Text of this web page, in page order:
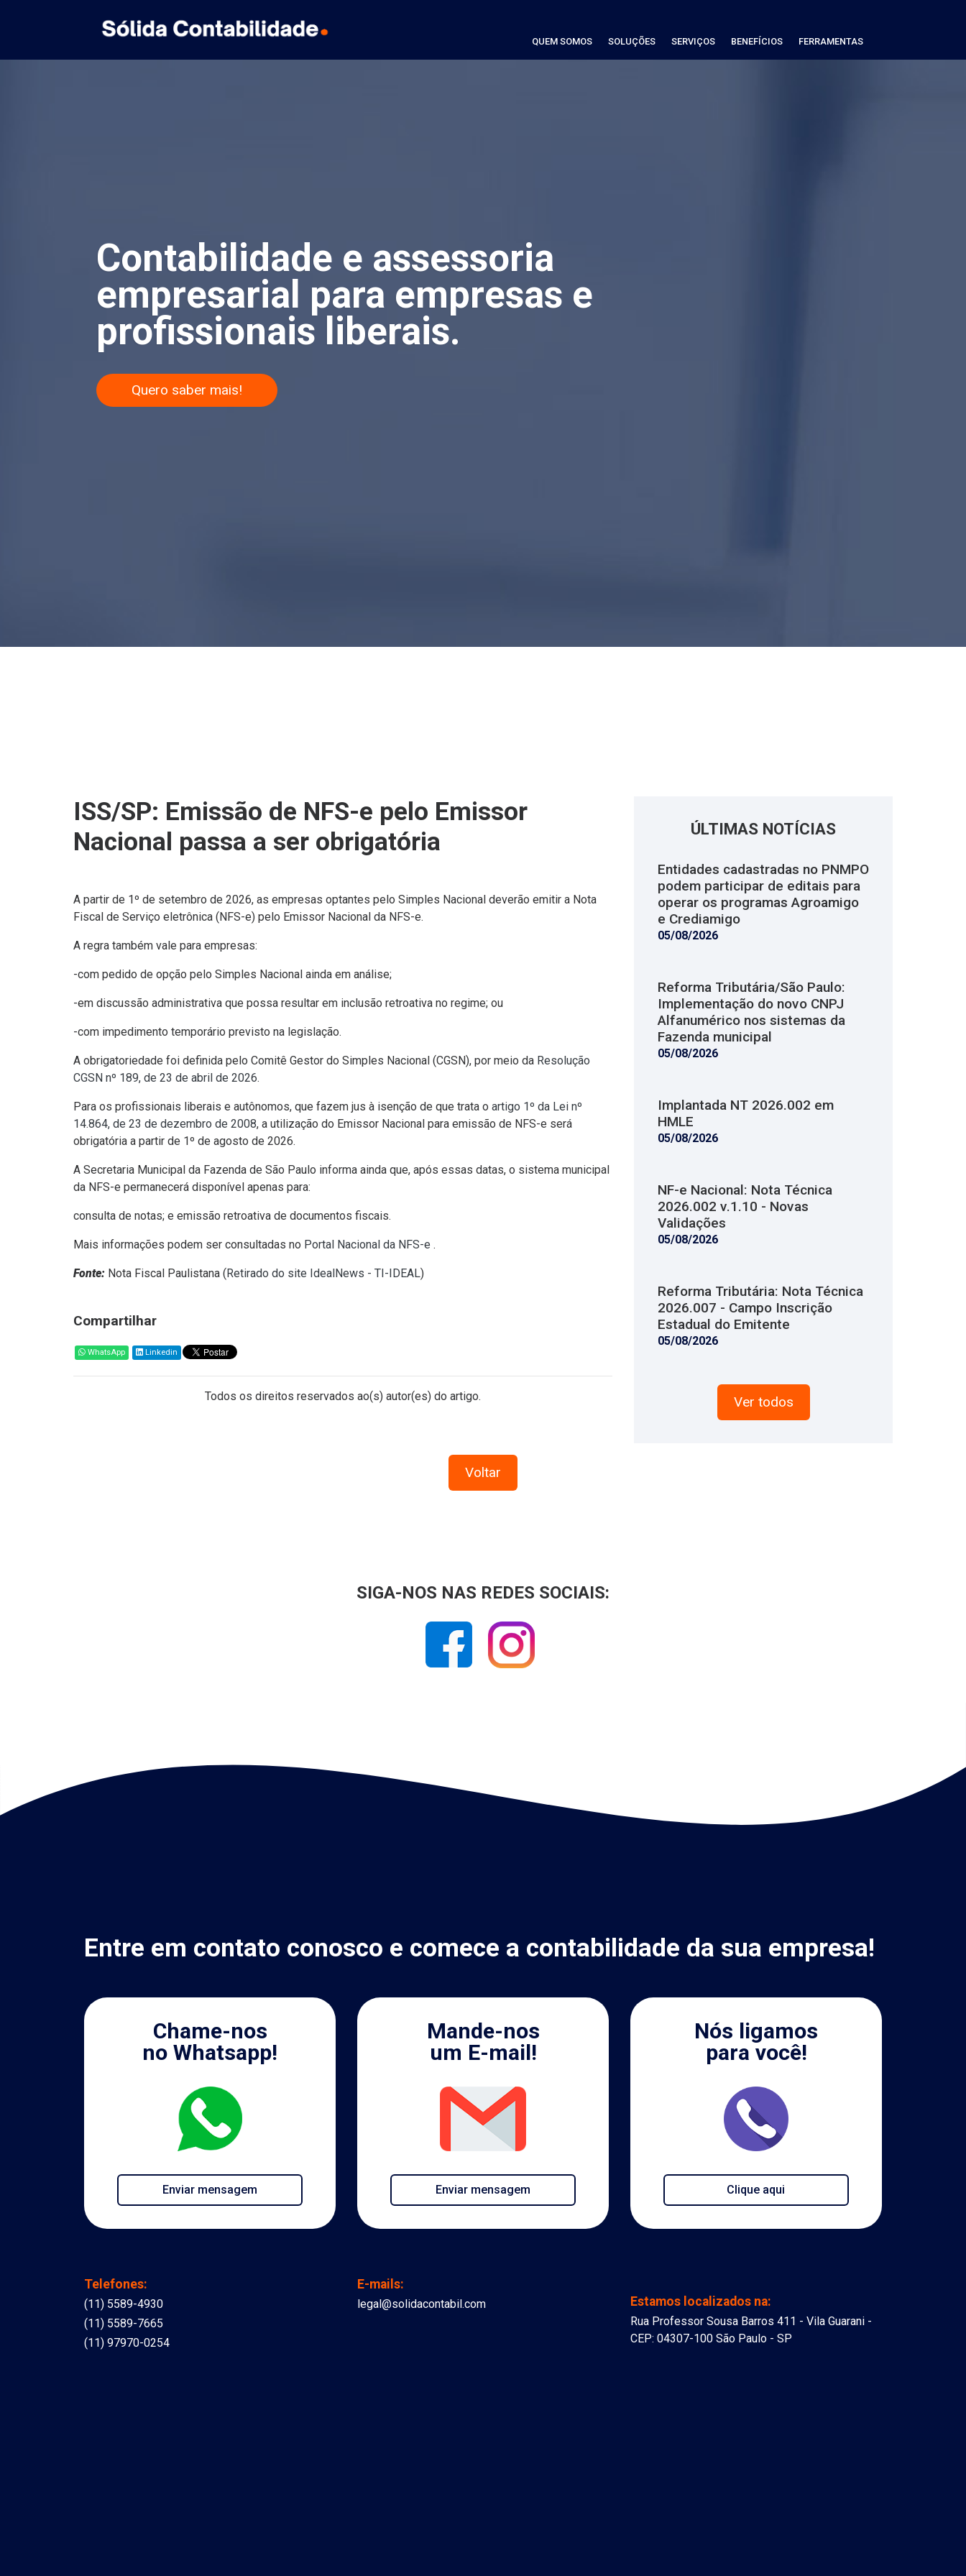
QUEM SOMOS SOLUÇÕES SERVIÇOS BENEFÍCIOS FERRAMENTAS
Contabilidade e assessoria
empresarial para empresas e
profissionais liberais.
Quero saber mais!
ISS/SP: Emissão de NFS-e pelo Emissor
Nacional passa a ser obrigatória
A partir de 1º de setembro de 2026, as empresas optantes pelo Simples Nacional deverão emitir a Nota
Fiscal de Serviço eletrônica (NFS-e) pelo Emissor Nacional da NFS-e.
A regra também vale para empresas:
-com pedido de opção pelo Simples Nacional ainda em análise;
-em discussão administrativa que possa resultar em inclusão retroativa no regime; ou
-com impedimento temporário previsto na legislação.
A obrigatoriedade foi definida pelo Comitê Gestor do Simples Nacional (CGSN), por meio da Resolução
CGSN nº 189, de 23 de abril de 2026.
Para os profissionais liberais e autônomos, que fazem jus à isenção de que trata o artigo 1º da Lei nº
14.864, de 23 de dezembro de 2008, a utilização do Emissor Nacional para emissão de NFS-e será
obrigatória a partir de 1º de agosto de 2026.
A Secretaria Municipal da Fazenda de São Paulo informa ainda que, após essas datas, o sistema municipal
da NFS-e permanecerá disponível apenas para:
consulta de notas; e emissão retroativa de documentos fiscais.
Mais informações podem ser consultadas no Portal Nacional da NFS-e .
Fonte: Nota Fiscal Paulistana (Retirado do site IdealNews - TI-IDEAL)
Compartilhar
WhatsApp Linkedin
Todos os direitos reservados ao(s) autor(es) do artigo.
ÚLTIMAS NOTÍCIAS
Entidades cadastradas no PNMPO
podem participar de editais para
operar os programas Agroamigo
e Crediamigo
05/08/2026
Reforma Tributária/São Paulo:
Implementação do novo CNPJ
Alfanumérico nos sistemas da
Fazenda municipal
05/08/2026
Implantada NT 2026.002 em
HMLE
05/08/2026
NF-e Nacional: Nota Técnica
2026.002 v.1.10 - Novas
Validações
05/08/2026
Reforma Tributária: Nota Técnica
2026.007 - Campo Inscrição
Estadual do Emitente
05/08/2026
Ver todos
Voltar
SIGA-NOS NAS REDES SOCIAIS:
Entre em contato conosco e comece a contabilidade da sua empresa!
Chame-nos
no Whatsapp!
Enviar mensagem
Mande-nos
um E-mail!
Enviar mensagem
Nós ligamos
para você!
Clique aqui
Telefones:
(11) 5589-4930
(11) 5589-7665
(11) 97970-0254
E-mails:
legal@solidacontabil.com Estamos localizados na:
Rua Professor Sousa Barros 411 - Vila Guarani -
CEP: 04307-100 São Paulo - SP